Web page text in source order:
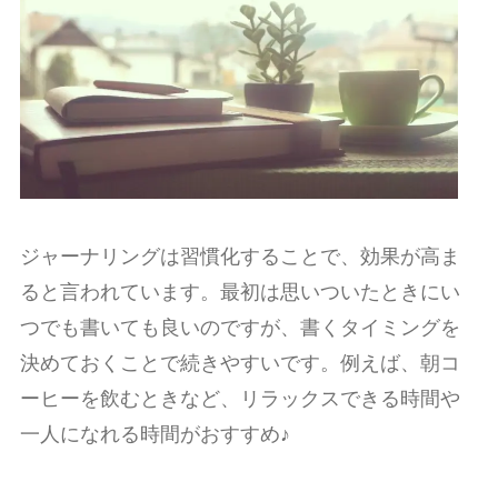
ジャーナリングは習慣化することで、効果が高ま
ると言われています。最初は思いついたときにい
つでも書いても良いのですが、書くタイミングを
決めておくことで続きやすいです。例えば、朝コ
ーヒーを飲むときなど、リラックスできる時間や
一人になれる時間がおすすめ♪